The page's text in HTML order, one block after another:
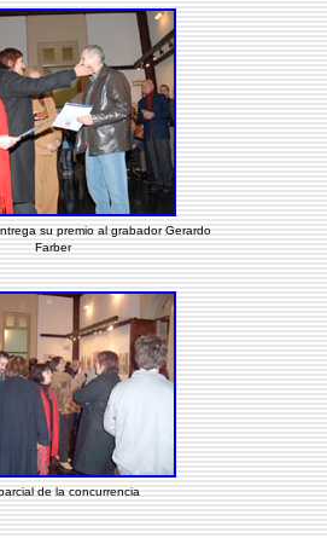
su premio al grabador Gerardo
Farber
de la concurrencia